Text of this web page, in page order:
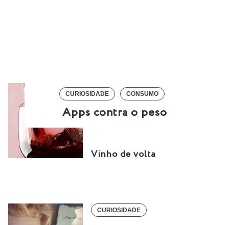
CURIOSIDADE
Vinho de volta
CURIOSIDADE
CURIOSIDADE CONSUMO
Apps contra o peso